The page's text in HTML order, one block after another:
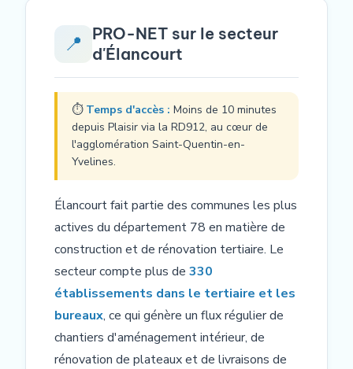
📍
PRO-NET sur le secteur
d'Élancourt
⏱ Temps d'accès : Moins de 10 minutes
depuis Plaisir via la RD912, au cœur de
l'agglomération Saint-Quentin-en-
Yvelines.
Élancourt fait partie des communes les plus
actives du département 78 en matière de
construction et de rénovation tertiaire. Le
secteur compte plus de 330
établissements dans le tertiaire et les
bureaux, ce qui génère un flux régulier de
chantiers d'aménagement intérieur, de
rénovation de plateaux et de livraisons de